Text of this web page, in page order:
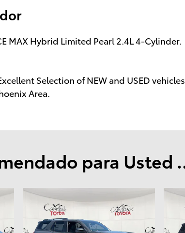
MAX Hybrid Limited Pearl 2.4L 4-Cylinder.
Selection of NEW and USED
Area.
para Usted